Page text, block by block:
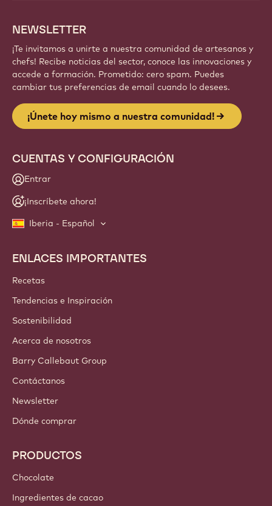
NEWSLETTER
¡Te invitamos a unirte a nuestra comunidad de artesanos y
chefs! Recibe noticias del sector, conoce las innovaciones y
accede a formación. Prometido: cero spam. Puedes
cambiar tus preferencias de email cuando lo desees.
¡Únete hoy mismo a nuestra comunidad!
CUENTAS Y CONFIGURACIÓN
Entrar
¡Inscríbete ahora!
Iberia - Español
Footer
Callebaut
ENLACES IMPORTANTES
Recetas
Tendencias e Inspiración
Sostenibilidad
Acerca de nosotros
Barry Callebaut Group
Contáctanos
Newsletter
Dónde comprar
PRODUCTOS
Chocolate
Ingredientes de cacao